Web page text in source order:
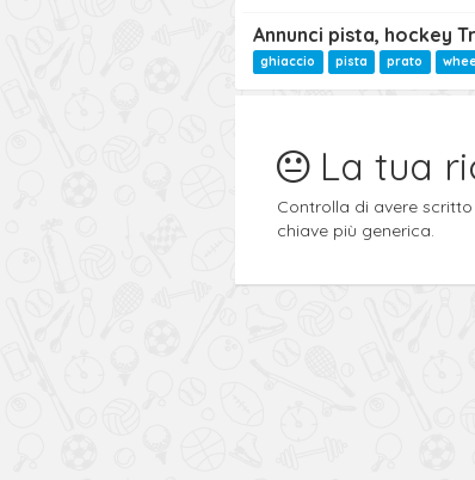
Annunci pista, hockey
ghiaccio pista prato
La tua
Controlla di avere
chiave più generica.